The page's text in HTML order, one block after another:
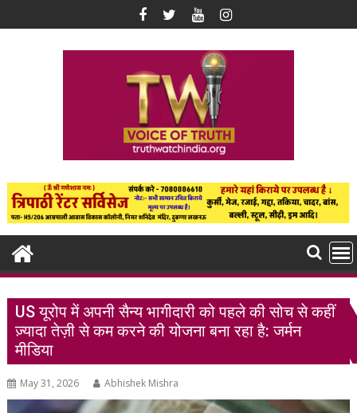
to
US यूरोप में अपनी सैन्य भागीदारी को पहले की सोच से कहीं
ज़्यादा तेज़ी से कम करने की योजना बना रहा है: जर्मन
मीडिया
May 31, 2026 Abhishek Mishra